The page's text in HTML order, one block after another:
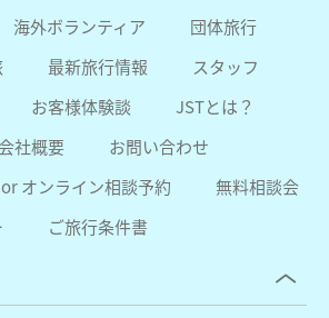
海外ボランティア
団体旅行
最新旅行情報
スタッフ
お客様体験談
JSTとは？
会社概要
お問い合わせ
オンライン相談予約
無料相談会
ご旅行条件書